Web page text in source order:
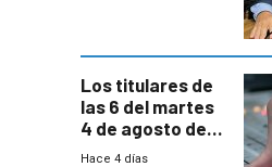
Los titulares de
las 6 del martes
4 de agosto de
2026
Hace 4 días